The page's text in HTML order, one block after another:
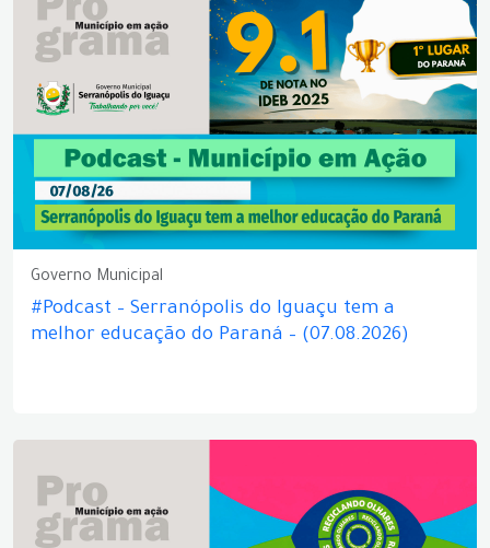
Governo Municipal
#Podcast – Serranópolis do Iguaçu tem a
melhor educação do Paraná – (07.08.2026)